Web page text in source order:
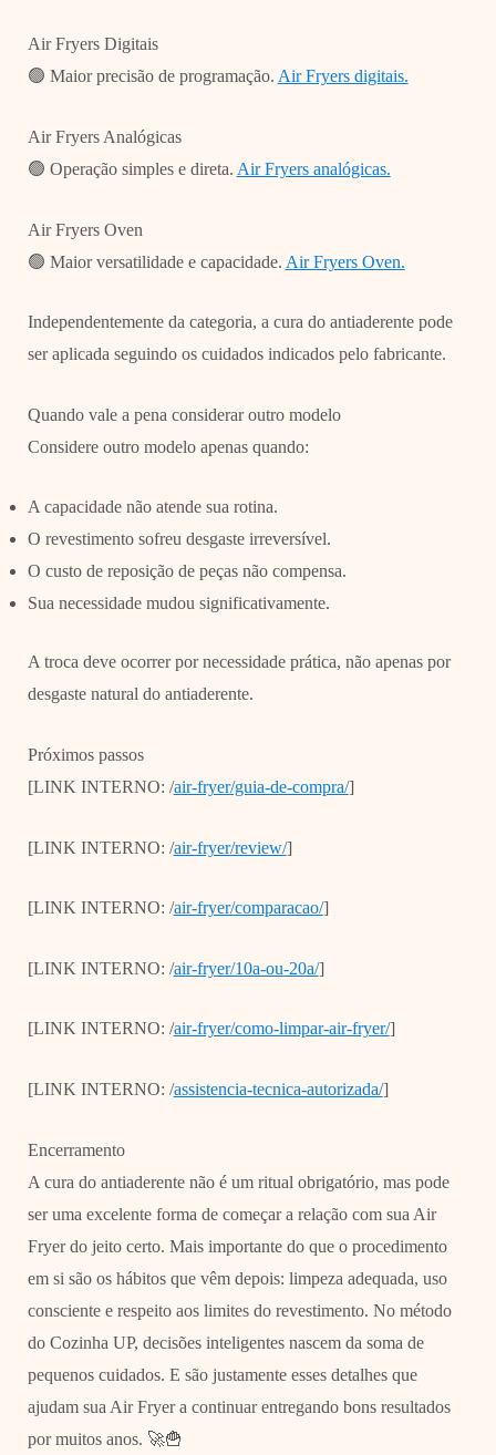
Air Fryers Digitais
🟢 Maior precisão de programação. Air Fryers digitais.
Air Fryers Analógicas
🟢 Operação simples e direta. Air Fryers analógicas.
Air Fryers Oven
🟢 Maior versatilidade e capacidade. Air Fryers Oven.
Independentemente da categoria, a cura do antiaderente pode
ser aplicada seguindo os cuidados indicados pelo fabricante.
Quando vale a pena considerar outro modelo
Considere outro modelo apenas quando:
A capacidade não atende sua rotina.
O revestimento sofreu desgaste irreversível.
O custo de reposição de peças não compensa.
Sua necessidade mudou significativamente.
A troca deve ocorrer por necessidade prática, não apenas por
desgaste natural do antiaderente.
Próximos passos
[LINK INTERNO: /air-fryer/guia-de-compra/]
[LINK INTERNO: /air-fryer/review/]
[LINK INTERNO: /air-fryer/comparacao/]
[LINK INTERNO: /air-fryer/10a-ou-20a/]
[LINK INTERNO: /air-fryer/como-limpar-air-fryer/]
[LINK INTERNO: /assistencia-tecnica-autorizada/]
Encerramento
A cura do antiaderente não é um ritual obrigatório, mas pode
ser uma excelente forma de começar a relação com sua Air
Fryer do jeito certo. Mais importante do que o procedimento
em si são os hábitos que vêm depois: limpeza adequada, uso
consciente e respeito aos limites do revestimento. No método
do Cozinha UP, decisões inteligentes nascem da soma de
pequenos cuidados. E são justamente esses detalhes que
ajudam sua Air Fryer a continuar entregando bons resultados
por muitos anos. 🚀🍟